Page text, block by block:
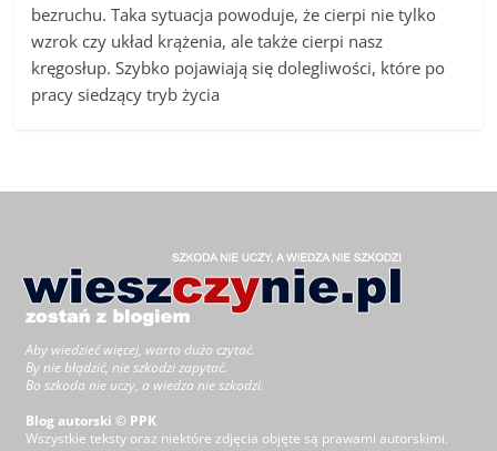
bezruchu. Taka sytuacja powoduje, że cierpi nie tylko
wzrok czy układ krążenia, ale także cierpi nasz
kręgosłup. Szybko pojawiają się dolegliwości, które po
pracy siedzący tryb życia
Aby wiedzieć więcej, warto dużo czytać.
By nie błądzić, nie szkodzi zapytać.
Bo szkoda nie uczy, a wiedza nie szkodzi.
Blog autorski © PPK
Wszystkie teksty oraz niektóre zdjęcia objęte są prawami autorskimi.